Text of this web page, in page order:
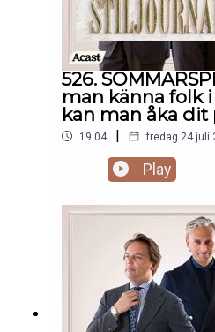
526.
man känna folk
kan man åka dit
19:04 | fredag 24 juli
Play